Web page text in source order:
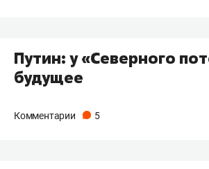
Путин: у «Северного
будущее
Комментарии 5